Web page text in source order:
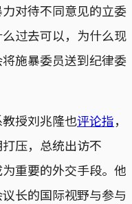
对待不同意见的立委
过去可以，为什么现
施暴委员送到纪律委
授刘兆隆也评论指，
压，总统出访不
重要的外交手段。他
长的国际视野与参与